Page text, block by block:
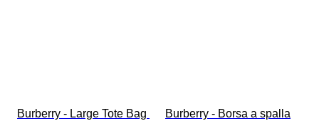
Burberry - Large Tote Bag
Burberry - Borsa a spalla